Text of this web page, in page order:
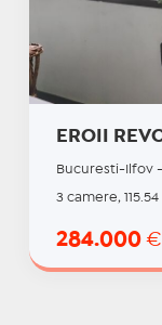
EROII
Bucuresti-Ilfov -
3 camere,
284.000 €